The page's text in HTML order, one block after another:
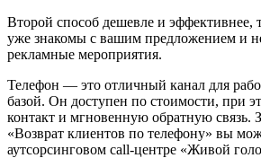
Второй способ дешевле и эффективнее,
уже знакомы с вашим предложением и
рекламные мероприятия.
Телефон — это отличный канал для
базой. Он доступен по стоимости, при
контакт и мгновенную обратную связь.
«Возврат клиентов по телефону» вы
аутсорсинговом call-центре «Живой